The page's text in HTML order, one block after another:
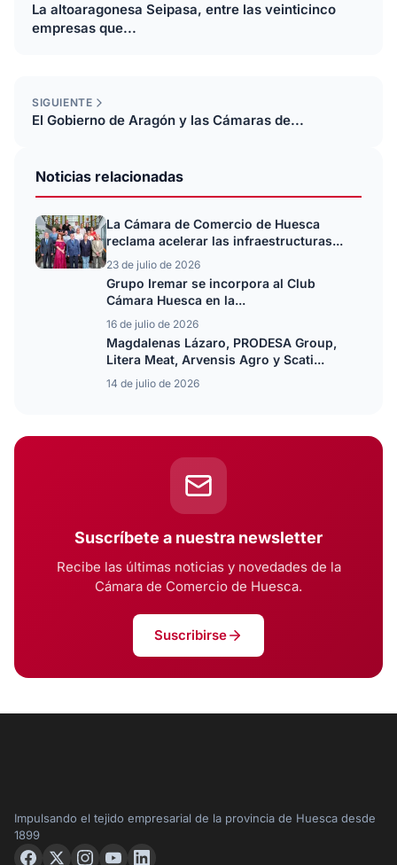
La altoaragonesa Seipasa, entre las veinticinco
empresas que...
SIGUIENTE
El Gobierno de Aragón y las Cámaras de...
Noticias relacionadas
La Cámara de Comercio de Huesca
reclama acelerar las infraestructuras...
23 de julio de 2026
Grupo Iremar se incorpora al Club
Cámara Huesca en la...
16 de julio de 2026
Magdalenas Lázaro, PRODESA Group,
Litera Meat, Arvensis Agro y Scati...
14 de julio de 2026
Suscríbete a nuestra newsletter
Recibe las últimas noticias y novedades de la
Cámara de Comercio de Huesca.
Suscribirse
Impulsando el tejido empresarial de la provincia de Huesca desde
1899